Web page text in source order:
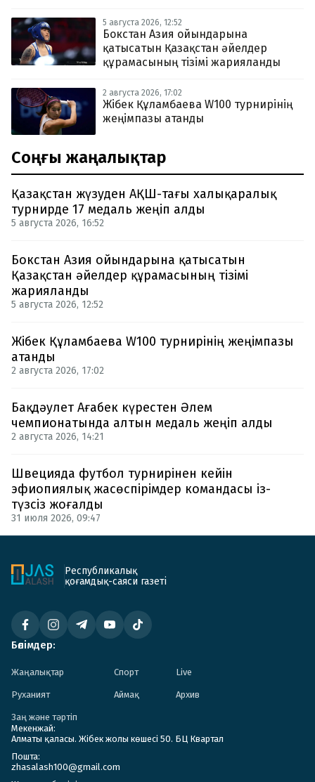
5 августа 2026, 12:52
Бокстан Азия ойындарына
қатысатын Қазақстан әйелдер
құрамасының тізімі жарияланды
2 августа 2026, 17:02
Жібек Құламбаева W100 турнирінің
жеңімпазы атанды
Соңғы жаңалықтар
Қазақстан жүзуден АҚШ-тағы халықаралық
турнирде 17 медаль жеңіп алды
5 августа 2026, 16:52
Бокстан Азия ойындарына қатысатын
Қазақстан әйелдер құрамасының тізімі
жарияланды
5 августа 2026, 12:52
Жібек Құламбаева W100 турнирінің жеңімпазы
атанды
2 августа 2026, 17:02
Бақдәулет Ағабек күрестен Әлем
чемпионатында алтын медаль жеңіп алды
2 августа 2026, 14:21
Швецияда футбол турнирінен кейін
эфиопиялық жасөспірімдер командасы із-
түзсіз жоғалды
31 июля 2026, 09:47
Республикалық
қоғамдық-саяси газеті
Бөлімдер:
Жаңалықтар Спорт Live
Руханият Аймақ Архив
Заң және тәртіп
Мекенжай:
Алматы қаласы. Жібек жолы көшесі 50. БЦ Квартал
Пошта:
zhasalash100@gmail.com